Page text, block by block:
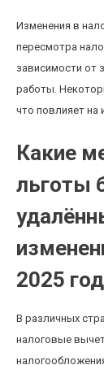
Изменения в
пересмотра
зависимости от
работы.
что повлияет на
Какие
льготы
2025
В различных
налоговые